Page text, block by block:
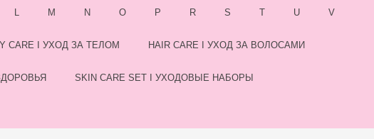
L M N O P R S T U V
CARE I УХОД ЗА ТЕЛОМ HAIR CARE I УХОД ЗА ВОЛОСАМИ
SKIN CARE SET I УХОДОВЫЕ НАБОРЫ